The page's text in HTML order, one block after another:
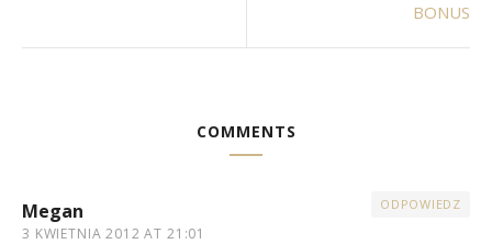
BONUS
COMMENTS
Megan
3 KWIETNIA 2012 AT 21:01
ODPOWIEDZ